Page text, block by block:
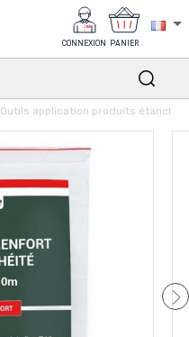
CONNEXION PANIER
Outils application produits